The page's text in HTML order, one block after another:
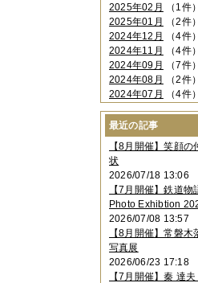
2025年02月
（1件）
2025年01月
（2件）
2024年12月
（4件）
2024年11月
（4件）
2024年09月
（7件）
2024年08月
（2件）
2024年07月
（4件）
2024年06月（4件
2024年04月
2024年03月（3件
2024年02月（2件
2023年12月
2023年11月 （4件）
2023年10月（3件
2023年09月（4件
2023年08月 （1件）
2023年06月（3件
2023年05月
2023年04月 （2件）
最近の記事
【8月開催】笑顔
状
2026/07/18 13:06
【7月開催】鉄道
Photo Exhibtion
2026/07/08 13:57
【8月開催】常磐
写真展
2026/06/23 17:18
【7月開催】秦 達